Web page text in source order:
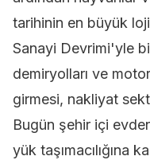
tarihinin en büyük
Sanayi Devrimi'yle
demiryolları ve
girmesi, nakliyat
Bugün şehir içi
yük taşımacılığına